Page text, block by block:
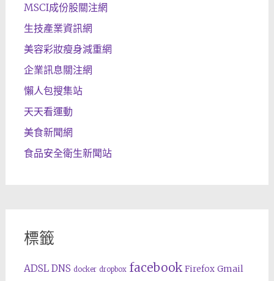
MSCI成份股關注網
生技產業資訊網
美容彩妝瘦身減重網
企業訊息關注網
懶人包搜集站
天天看運動
美食新聞網
食品安全衛生新聞站
標籤
ADSL DNS docker dropbox facebook Firefox Gmail